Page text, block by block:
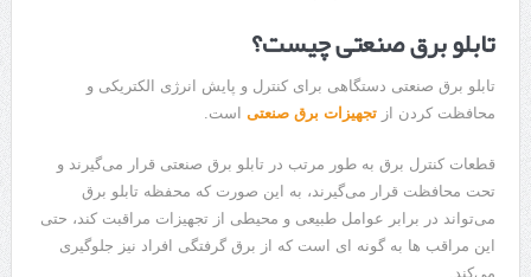
تابلو برق صنعتی چیست؟
تابلو برق صنعتی دستگاهی برای کنترل و پایش انرژی الکتریکی و
محافظت کردن از تجهیزات برق صنعتیاست.
قطعات کنترل برق به طور مرتب در تابلو برق صنعتی قرار می‌گیرند و
تحت محافظت قرار می‌گیرند، به این صورت که محفظه تابلو برق
می‌تواند در برابر عوامل طبیعی و محیطی از تجهیزات مراقبت کند، حتی
این مراقب ها به گونه ای است که از برق گرفتگی افراد نیز جلوگیری
می‌کند.